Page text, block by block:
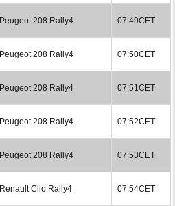
Peugeot 208 Rally4 07:49CET
Peugeot 208 Rally4 07:50CET
Peugeot 208 Rally4 07:51CET
Peugeot 208 Rally4 07:52CET
Peugeot 208 Rally4 07:53CET
Renault Clio Rally4 07:54CET